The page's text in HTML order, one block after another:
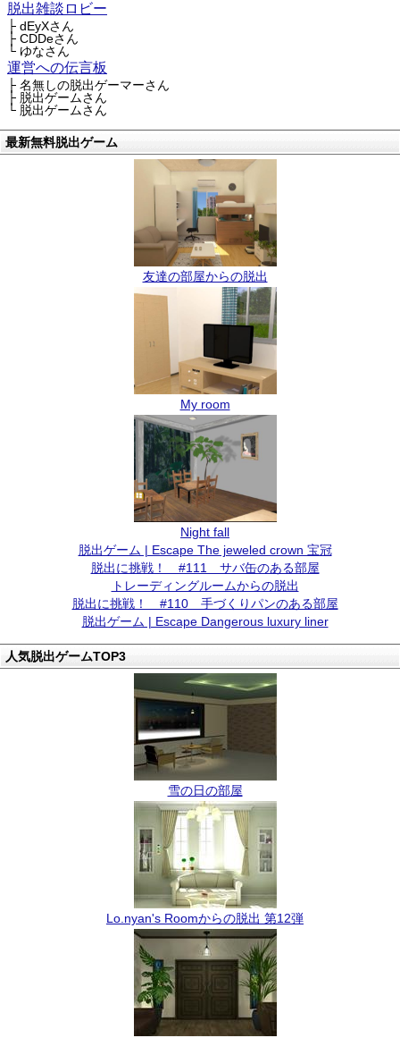
脱出雑談ロビー
├ dEyXさん
├ CDDeさん
└ ゆなさん
運営への伝言板
├ 名無しの脱出ゲーマーさん
├ 脱出ゲームさん
└ 脱出ゲームさん
最新無料脱出ゲーム
友達の部屋からの脱出
My room
Night fall
脱出ゲーム | Escape The jeweled crown 宝冠
脱出に挑戦！ #111 サバ缶のある部屋
トレーディングルームからの脱出
脱出に挑戦！ #110 手づくりパンのある部屋
脱出ゲーム | Escape Dangerous luxury liner
人気脱出ゲームTOP3
雪の日の部屋
Lo.nyan's Roomからの脱出 第12弾